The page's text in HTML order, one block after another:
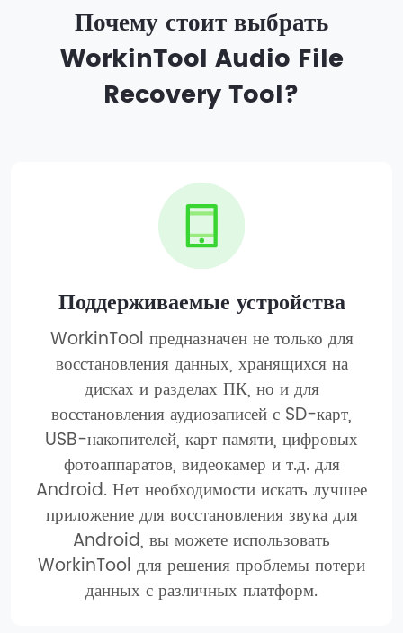
Почему стоит выбрать
WorkinTool Audio File
Recovery Tool?
Поддерживаемые устройства
WorkinTool предназначен не только для
восстановления данных, хранящихся на
дисках и разделах ПК, но и для
восстановления аудиозаписей с SD-карт,
USB-накопителей, карт памяти, цифровых
фотоаппаратов, видеокамер и т.д. для
Android. Нет необходимости искать лучшее
приложение для восстановления звука для
Android, вы можете использовать
WorkinTool для решения проблемы потери
данных с различных платформ.